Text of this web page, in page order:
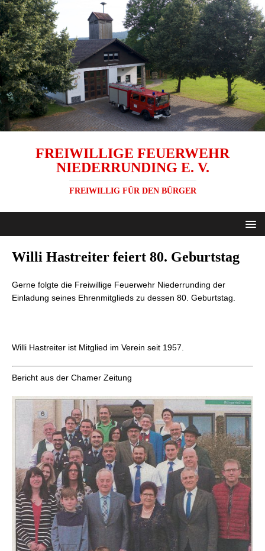
FREIWILLIGE FEUERWEHR
NIEDERRUNDING E. V.
FREIWILLIG FÜR DEN BÜRGER
Willi Hastreiter feiert 80. Geburtstag
Gerne folgte die Freiwillige Feuerwehr Niederrunding der
Einladung seines Ehrenmitglieds zu dessen 80. Geburtstag.
Willi Hastreiter ist Mitglied im Verein seit 1957.
Bericht aus der Chamer Zeitung